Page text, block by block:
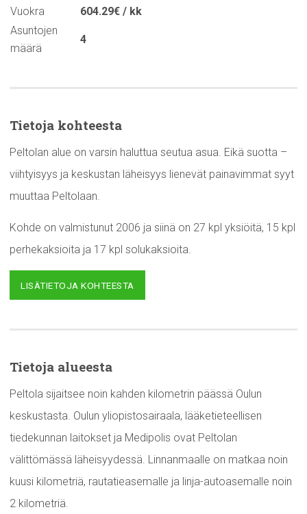
Vuokra
604.29€ / kk
Asuntojen
määrä
4
Tietoja kohteesta
Peltolan alue on varsin haluttua seutua asua. Eikä suotta –
viihtyisyys ja keskustan läheisyys lienevät painavimmat syyt
muuttaa Peltolaan.
Kohde on valmistunut 2006 ja siinä on 27 kpl yksiöitä, 15 kpl
perhekaksioita ja 17 kpl solukaksioita.
LISÄTIETOJA KOHTEESTA
Tietoja alueesta
Peltola sijaitsee noin kahden kilometrin päässä Oulun
keskustasta. Oulun yliopistosairaala, lääketieteellisen
tiedekunnan laitokset ja Medipolis ovat Peltolan
välittömässä läheisyydessä. Linnanmaalle on matkaa noin
kuusi kilometriä, rautatieasemalle ja linja-autoasemalle noin
2 kilometriä.